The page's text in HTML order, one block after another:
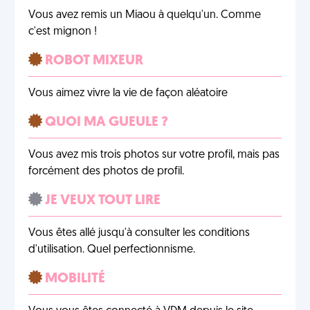
Vous avez remis un Miaou à quelqu'un. Comme
c'est mignon !
ROBOT MIXEUR
Vous aimez vivre la vie de façon aléatoire
QUOI MA GUEULE ?
Vous avez mis trois photos sur votre profil, mais pas
forcément des photos de profil.
JE VEUX TOUT LIRE
Vous êtes allé jusqu'à consulter les conditions
d'utilisation. Quel perfectionnisme.
MOBILITÉ